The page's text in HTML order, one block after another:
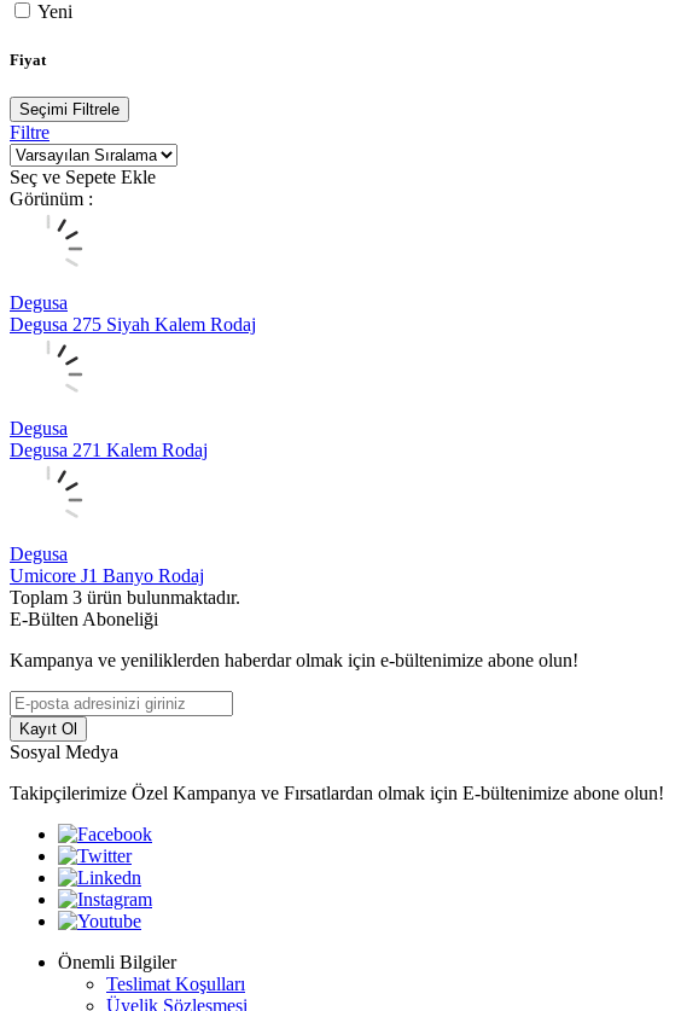
Yeni
Fiyat
Seçimi Filtrele
Filtre
Seç ve Sepete Ekle
Görünüm :
Degusa
Degusa 275 Siyah Kalem Rodaj
Degusa
Degusa 271 Kalem Rodaj
Degusa
Umicore J1 Banyo Rodaj
Toplam 3 ürün bulunmaktadır.
E-Bülten Aboneliği
Kampanya ve yeniliklerden haberdar olmak için e-bültenimize abone olun!
Kayıt Ol
Sosyal Medya
Takipçilerimize Özel Kampanya ve Fırsatlardan olmak için E-bültenimize abone olun!
Önemli Bilgiler
Teslimat Koşulları
Üyelik Sözleşmesi